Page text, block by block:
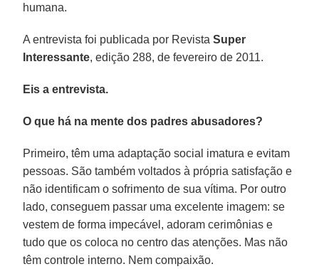
humana.
A entrevista foi publicada por RevistaSuper
Interessante, edição 288, de fevereiro de 2011.
Eis a entrevista.
O que há na mente dos padres abusadores?
Primeiro, têm uma adaptação social imatura e evitam
pessoas. São também voltados à própria satisfação e
não identificam o sofrimento de sua vítima. Por outro
lado, conseguem passar uma excelente imagem: se
vestem de forma impecável, adoram cerimônias e
tudo que os coloca no centro das atenções. Mas não
têm controle interno. Nem compaixão.